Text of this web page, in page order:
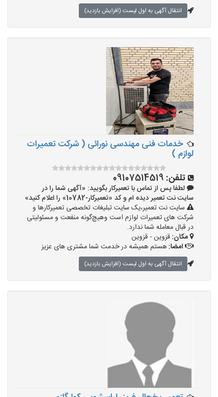
انتقال آگهی به اول لیست (افزایش بازدید)
خدمات فنی مهندسی نورائی ( شرکت تعمیرات
لوازم )
تلفن: 09107514519
لطفا پس از تماس با تعمیرکار بگویید: «آگهی شما را در
سایت نت تعمیر دیده ام و کد «تعمیرکار-10782» را اعلام کنید»
سایت نت تعمیر،یک سایت تبلیغات تخصصی تعمیرکارها و
شرکت های تعمیرات لوازم است وهیچ‌گونه منفعت و مسئولیتی
در قبال معامله شما ندارد.
مکان: قزوین - قزوین
امضا:هستم همیشه در خدمت شما مشتری های عزیز
انتقال آگهی به اول لیست (افزایش بازدید)